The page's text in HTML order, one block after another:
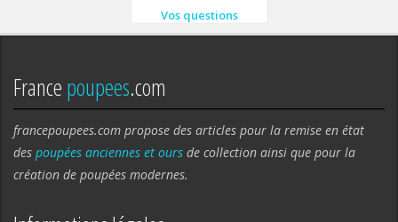
Vos questions
Francepoupees.com
francepoupees.com propose des articles pour la remise en état
des poupées anciennes et ours de collection ainsi que pour la
création de poupées modernes.